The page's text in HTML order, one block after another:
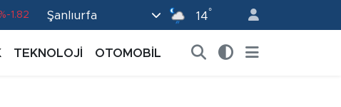
1.82 Şanlıurfa 14°
TEKNOLOJİ OTOMOBİL